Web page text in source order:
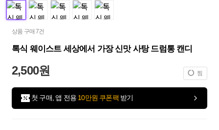
상품 구매 7건
톡식 웨이스트 세상에서 가장 신맛 사탕 드럼통 캔디
2,500원 찜
첫 구매, 앱 전용 10만원 쿠폰팩 받기